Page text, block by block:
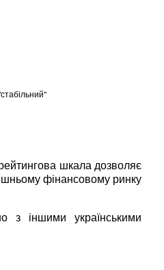
шкала дозволяє
фінансовому ринку
з іншими українськими